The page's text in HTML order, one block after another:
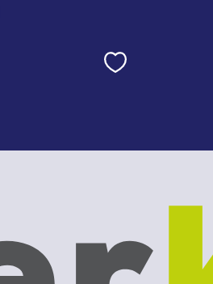
Sélectionner